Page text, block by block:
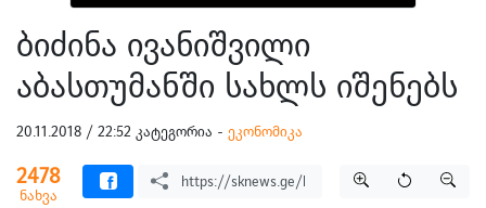
ბიძინა ივანიშვილი
აბასთუმანში სახლს იშენებს
20.11.2018 / 22:52 კატეგორია - ეკონომიკა
2478
ნახვა